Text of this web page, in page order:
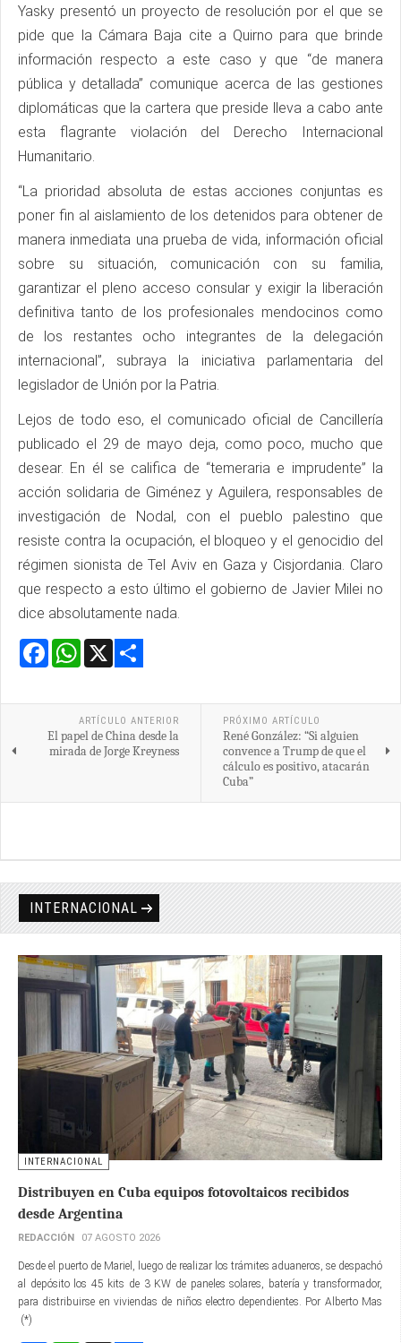
Yasky presentó un proyecto de resolución por el que se
pide que la Cámara Baja cite a Quirno para que brinde
información respecto a este caso y que “de manera
pública y detallada” comunique acerca de las gestiones
diplomáticas que la cartera que preside lleva a cabo ante
esta flagrante violación del Derecho Internacional
Humanitario.
“La prioridad absoluta de estas acciones conjuntas es
poner fin al aislamiento de los detenidos para obtener de
manera inmediata una prueba de vida, información oficial
sobre su situación, comunicación con su familia,
garantizar el pleno acceso consular y exigir la liberación
definitiva tanto de los profesionales mendocinos como
de los restantes ocho integrantes de la delegación
internacional”, subraya la iniciativa parlamentaria del
legislador de Unión por la Patria.
Lejos de todo eso, el comunicado oficial de Cancillería
publicado el 29 de mayo deja, como poco, mucho que
desear. En él se califica de “temeraria e imprudente” la
acción solidaria de Giménez y Aguilera, responsables de
investigación de Nodal, con el pueblo palestino que
resiste contra la ocupación, el bloqueo y el genocidio del
régimen sionista de Tel Aviv en Gaza y Cisjordania. Claro
que respecto a esto último el gobierno de Javier Milei no
dice absolutamente nada.
Facebook
WhatsApp
ARTÍCULO ANTERIOR
El papel de China desde la
mirada de Jorge Kreyness
PRÓXIMO ARTÍCULO
René González: “Si alguien
convence a Trump de que el
cálculo es positivo, atacarán
Cuba”
INTERNACIONAL
INTERNACIONAL
Distribuyen en Cuba equipos fotovoltaicos recibidos
desde Argentina
REDACCIÓN 07 AGOSTO 2026
Desde el puerto de Mariel, luego de realizar los trámites aduaneros, se despachó
al depósito los 45 kits de 3 KW de paneles solares, batería y transformador,
para distribuirse en viviendas de niños electro dependientes. Por Alberto Mas
(*)